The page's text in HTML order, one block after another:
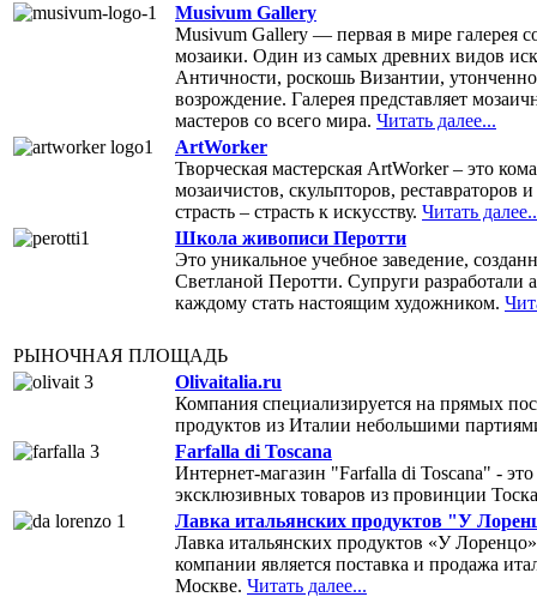
Musivum Gallery
Musivum Gallery — первая в мире галерея
мозаики. Один из самых древних видов
Античности, роскошь Византии,
возрождение. Галерея представляет
мастеров со всего мира. Читать далее...
ArtWorker
Творческая мастерская ArtWorker – это
мозаичистов, скульпторов, реставраторов
страсть – страсть к искусству. Читать
Школа живописи Перотти
Это уникальное учебное заведение,
Светланой Перотти. Супруги
каждому стать настоящим художником.
РЫНОЧНАЯ ПЛОЩАДЬ
Olivaitalia.ru
Компания специализируется на прямых
продуктов из Италии небольшими
Farfalla di Toscana
Интернет-магазин "Farfalla di Toscana" -
эксклюзивных товаров из провинции
Лавка итальянских продуктов "У
Лавка итальянских продуктов «У
компании является поставка и продажа
Москве. Читать далее...